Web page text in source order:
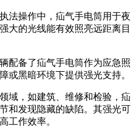
法操作中，疝气手电筒用于夜
大的光线能有效照亮远距离目
配备了疝气手电筒作为应急照
或黑暗环境下提供强光支持。
域，如建筑、维修和检验，疝
和发现隐藏的缺陷。其强光可
工作效率。